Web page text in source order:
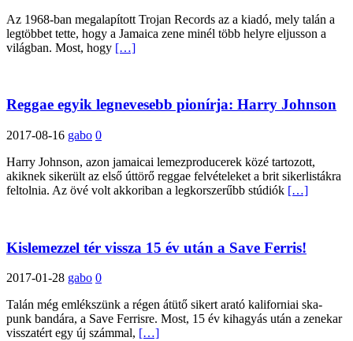
Az 1968-ban megalapított Trojan Records az a kiadó, mely talán a
legtöbbet tette, hogy a Jamaica zene minél több helyre eljusson a
világban. Most, hogy […]
Reggae egyik legnevesebb pionírja: Harry Johnson
2017-08-16 gabo 0
Harry Johnson, azon jamaicai lemezproducerek közé tartozott,
akiknek sikerült az első úttörő reggae felvételeket a brit sikerlistákra
feltolnia. Az övé volt akkoriban a legkorszerűbb stúdiók […]
Kislemezzel tér vissza 15 év után a Save Ferris!
2017-01-28 gabo 0
Talán még emlékszünk a régen átütő sikert arató kaliforniai ska-
punk bandára, a Save Ferrisre. Most, 15 év kihagyás után a zenekar
visszatért egy új számmal, […]